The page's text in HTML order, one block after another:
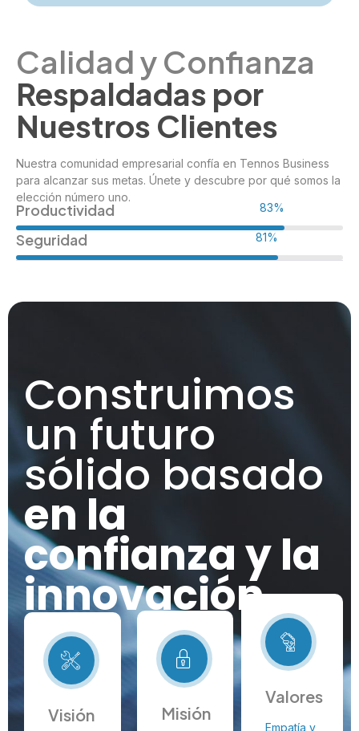
Calidad y Confianza
Respaldadas por
Nuestros Clientes
Nuestra comunidad empresarial confía en Tennos Business
para alcanzar sus metas. Únete y descubre por qué somos la
elección número uno.
Productividad
Seguridad
Construimos
un futuro
sólido basado
en la
confianza y la
innovación
Visión Misión
Valores
Empatía y